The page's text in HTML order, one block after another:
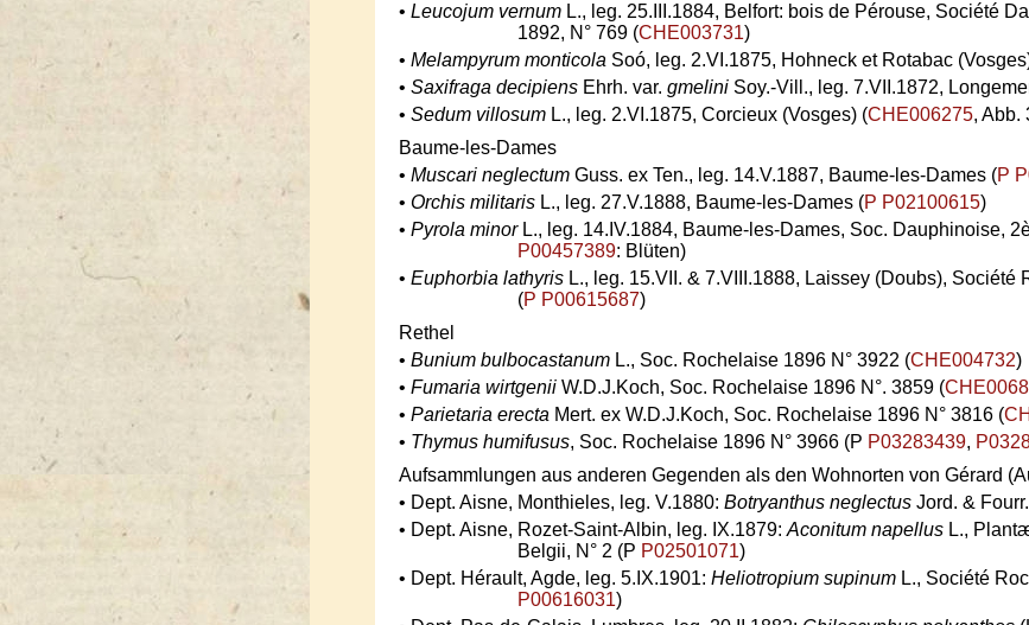
• Leucojum vernum L., leg. 25.III.1884, Belfort: bois de Pérouse, Société
1892, N° 769 (CHE003731)
• Melampyrum monticola Soó, leg. 2.VI.1875, Hohneck et Rotabac
• Saxifraga decipiens Ehrh. var. gmelini Soy.-Vill., leg. 7.VII.1872,
• Sedum villosum L., leg. 2.VI.1875, Corcieux (Vosges) (CHE006275, Abb.
Baume-les-Dames
• Muscari neglectum Guss. ex Ten., leg. 14.V.1887, Baume-les-Dames (P
• Orchis militaris L., leg. 27.V.1888, Baume-les-Dames (P P02100615)
• Pyrola minorL., leg. 14.IV.1884, Baume-les-Dames, Soc. Dauphinoise,
P00457389: Blüten)
• Euphorbia lathyris L., leg. 15.VII. & 7.VIII.1888, Laissey (Doubs), Société
(P P00615687)
Rethel
• Bunium bulbocastanum L., Soc. Rochelaise 1896 N° 3922 (CHE004732)
• Fumaria wirtgenii W.D.J.Koch, Soc. Rochelaise 1896 N°. 3859 (
• Parietaria erecta Mert. ex W.D.J.Koch, Soc. Rochelaise 1896 N° 3816 (
• Thymus humifusus, Soc. Rochelaise 1896 N° 3966 (P P03283439,
Aufsammlungen aus anderen Gegenden als den Wohnorten von Gérard
• Dept. Aisne, Monthieles, leg. V.1880: Botryanthus neglectus Jord. &
• Dept. Aisne, Rozet-Saint-Albin, leg. IX.1879:Aconitum napellus L.,
Belgii, N° 2 (P P02501071)
• Dept. Hérault, Agde, leg. 5.IX.1901: Heliotropium supinum L., Société
P00616031)